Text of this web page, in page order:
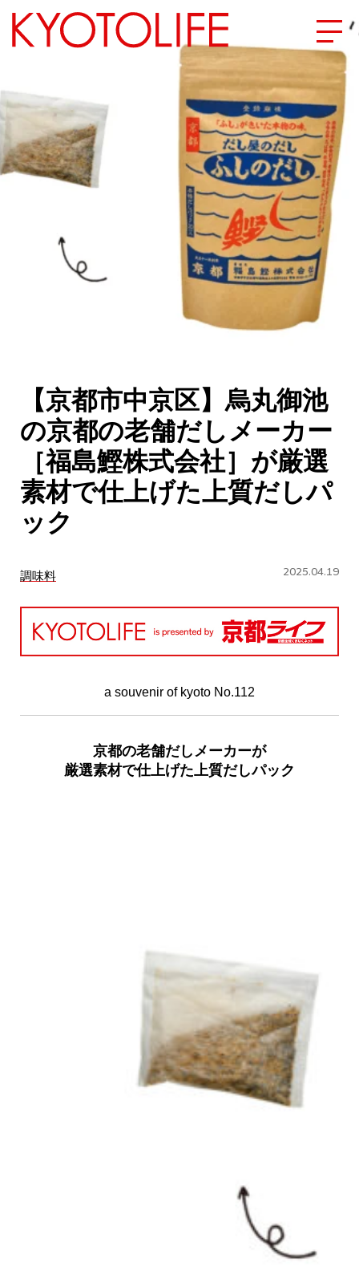
エリアから探す
地図から探す
カテゴリーから探す
NEW OPEN
ABOUT US
Instagram
チケットプレゼント応募
MAIN MENU
SERIES
カレーが好き
京都おやつクラブ
関西で開催。
【京都市中京区】烏丸御池
の京都の老舗だしメーカー
［福島鰹株式会社］が厳選
素材で仕上げた上質だしパ
ック
調味料 2025.04.19
a souvenir of kyoto No.112
京都の老舗だしメーカーが
厳選素材で仕上げた上質だしパック